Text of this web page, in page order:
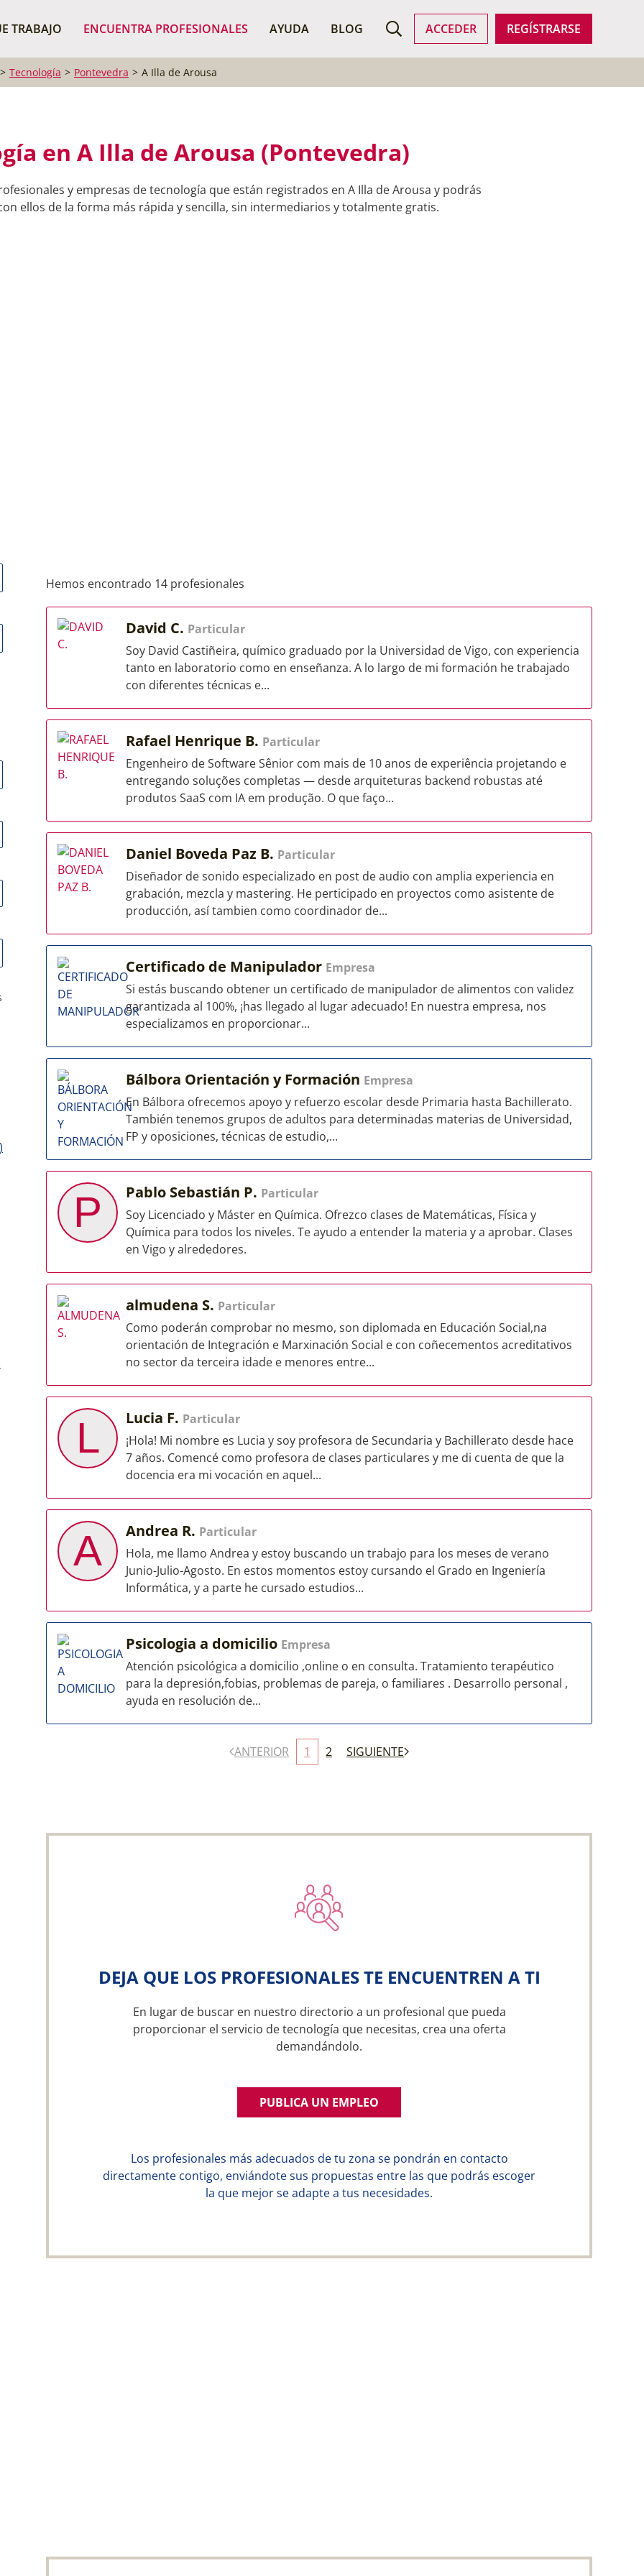
TRABAJO ENCUENTRA PROFESIONALES AYUDA BLOG ACCEDER REGÍSTRARSE
BUSCAR PROFESIONALES
Tecnología Pontevedra A Illa de Arousa
en A Illa de Arousa (Pontevedra)
y empresas de tecnología que están registrados en A Illa de Arousa y podrás
ellos de la forma más rápida y sencilla, sin intermediarios y totalmente gratis.
Hemos encontrado 14 profesionales
David C. Particular
Soy David Castiñeira, químico graduado por la Universidad de Vigo, con experiencia
tanto en laboratorio como en enseñanza. A lo largo de mi formación he trabajado
con diferentes técnicas e...
Rafael Henrique B. Particular
Engenheiro de Software Sênior com mais de 10 anos de experiência projetando e
entregando soluções completas — desde arquiteturas backend robustas até
produtos SaaS com IA em produção. O que faço...
Daniel Boveda Paz B. Particular
Diseñador de sonido especializado en post de audio con amplia experiencia en
grabación, mezcla y mastering. He perticipado en proyectos como asistente de
producción, así tambien como coordinador de...
Certificado de Manipulador Empresa
Si estás buscando obtener un certificado de manipulador de alimentos con validez
garantizada al 100%, ¡has llegado al lugar adecuado! En nuestra empresa, nos
especializamos en proporcionar...
Bálbora Orientación y Formación Empresa
En Bálbora ofrecemos apoyo y refuerzo escolar desde Primaria hasta Bachillerato.
También tenemos grupos de adultos para determinadas materias de Universidad,
FP y oposiciones, técnicas de estudio,...
P Pablo Sebastián P. Particular
Soy Licenciado y Máster en Química. Ofrezco clases de Matemáticas, Física y
Química para todos los niveles. Te ayudo a entender la materia y a aprobar. Clases
en Vigo y alrededores.
almudena S. Particular
Como poderán comprobar no mesmo, son diplomada en Educación Social,na
orientación de Integración e Marxinación Social e con coñecementos acreditativos
no sector da terceira idade e menores entre...
L Lucia F. Particular
¡Hola! Mi nombre es Lucia y soy profesora de Secundaria y Bachillerato desde hace
7 años. Comencé como profesora de clases particulares y me di cuenta de que la
docencia era mi vocación en aquel...
A Andrea R. Particular
Hola, me llamo Andrea y estoy buscando un trabajo para los meses de verano
Junio-Julio-Agosto. En estos momentos estoy cursando el Grado en Ingeniería
Informática, y a parte he cursado estudios...
Psicologia a domicilio Empresa
Atención psicológica a domicilio ,online o en consulta. Tratamiento terapéutico
para la depresión,fobias, problemas de pareja, o familiares . Desarrollo personal ,
ayuda en resolución de...
ANTERIOR 1 2 SIGUIENTE
DEJA QUE LOS PROFESIONALES TE ENCUENTREN A TI
En lugar de buscar en nuestro directorio a un profesional que pueda
proporcionar el servicio de tecnología que necesitas, crea una oferta
demandándolo.
PUBLICA UN EMPLEO
Los profesionales más adecuados de tu zona se pondrán en contacto
directamente contigo, enviándote sus propuestas entre las que podrás escoger
la que mejor se adapte a tus necesidades.